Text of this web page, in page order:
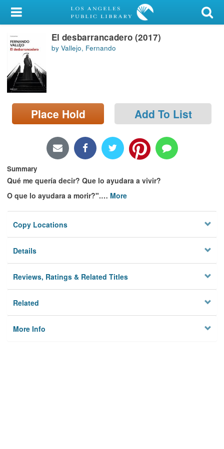
My Account
Library Card
Sign In
Search
Locations/Hours (external
page)
El desbarrancadero (2017)
by Vallejo, Fernando
Place Hold Add To List
Summary
Qué me quería decir? Que lo ayudara a vivir?
O que lo ayudara a morir?".… More
Copy Locations
Details
Reviews, Ratings & Related Titles
Related
More Info